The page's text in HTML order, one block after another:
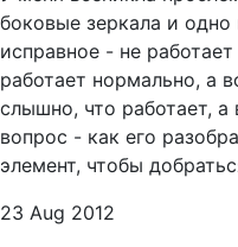
боковые зеркала и одно
исправное - не
работает нормально, а
слышно, что работает, а
вопрос - как его
элемент, чтобы
23 Aug 2012